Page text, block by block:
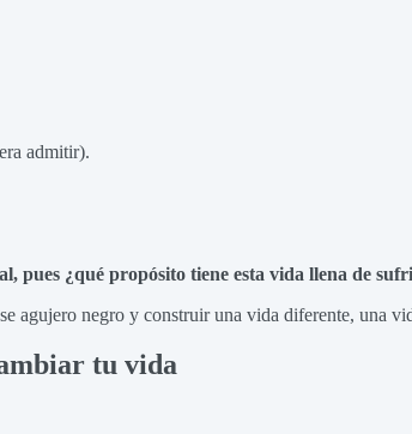
admitir).
pues ¿qué propósito tiene esta vida llena de
agujero negro y construir una vida diferente, una
tu vida